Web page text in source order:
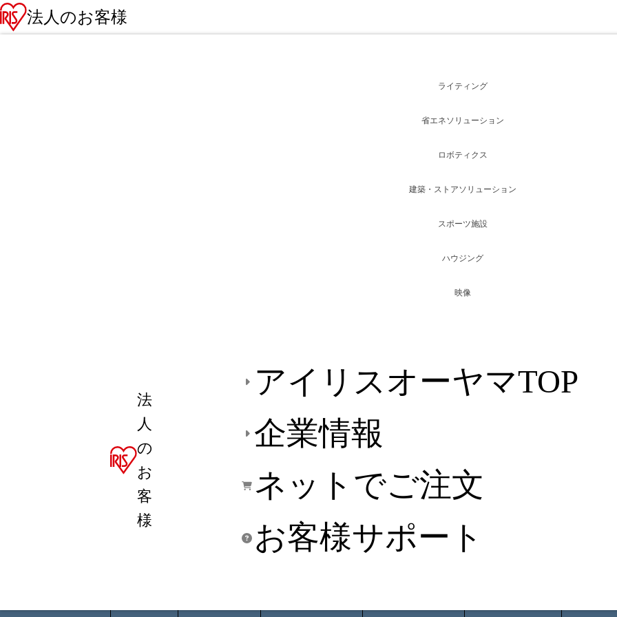
法人のお客様
法
人
の
お
客
様
アイリスオーヤマTOP
企業情報
ネットでご注文
お客様サポート
ライティング
省エネソリューション
ロボティクス
建築・ストアソリューション
スポーツ施設
ハウジング
映像